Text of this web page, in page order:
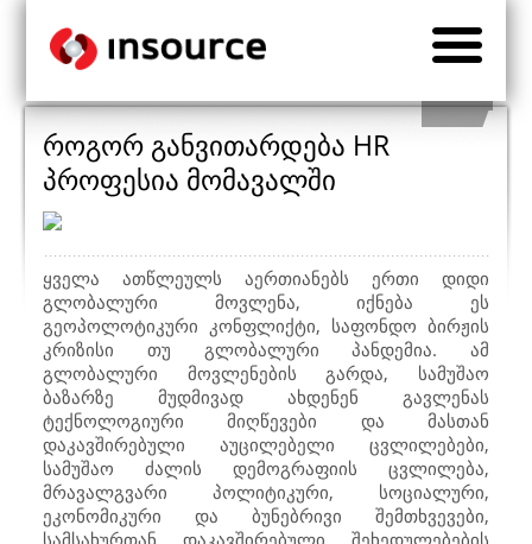
როგორ განვითარდება HR
პროფესია მომავალში
ყველა ათწლეულს აერთიანებს ერთი დიდი
გლობალური მოვლენა, იქნება ეს
გეოპოლოტიკური კონფლიქტი, საფონდო ბირჟის
კრიზისი თუ გლობალური პანდემია. ამ
გლობალური მოვლენების გარდა, სამუშაო
ბაზარზე მუდმივად ახდენენ გავლენას
ტექნოლოგიური მიღწევები და მასთან
დაკავშირებული აუცილებელი ცვლილებები,
სამუშაო ძალის დემოგრაფიის ცვლილება,
მრავალგვარი პოლიტიკური, სოციალური,
ეკონომიკური და ბუნებრივი შემთხვევები,